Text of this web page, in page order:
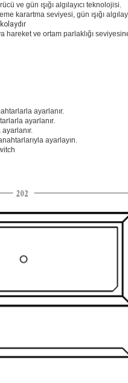
ve gün ışığı algılayıcı teknolojisi.
karartma seviyesi, gün ışığı
hareket ve ortam parlaklığı
ayarlanır.
ayarlanır.
ayarlayın.